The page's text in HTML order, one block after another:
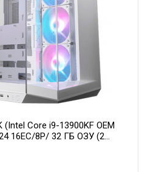
Core i9-13900KF OEM
16EC/8P/ 32 ГБ ОЗУ (2
GAMING OC 16GB GDDR6